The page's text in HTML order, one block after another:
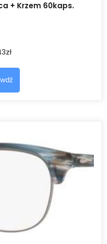
+ Krzem 60kaps.
zł